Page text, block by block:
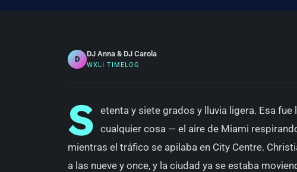
D
DJ Anna & DJ Carola
WXLI TIMELOG
S etenta y siete grados y lluvia ligera. Esa
cualquier cosa — el aire de Miami
mientras el tráfico se apilaba en City Centre.
a las nueve y once, y la ciudad ya se estaba